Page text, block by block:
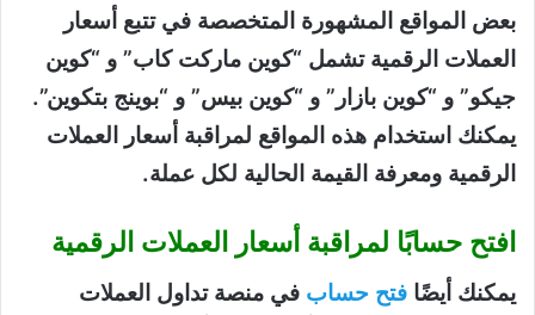
بعض المواقع المشهورة المتخصصة في تتبع أسعار
العملات الرقمية تشمل “كوين ماركت كاب” و “كوين
جيكو” و “كوين بازار” و “كوين بيس” و “بوينج بتكوين”.
يمكنك استخدام هذه المواقع لمراقبة أسعار العملات
الرقمية ومعرفة القيمة الحالية لكل عملة.
افتح حسابًا لمراقبة أسعار العملات الرقمية
يمكنك أيضًا فتح حساب في منصة تداول العملات